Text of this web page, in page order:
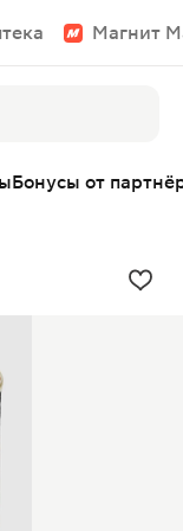
Магнит
Бонусы от